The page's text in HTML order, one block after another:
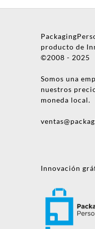
producto de
©2008 - 2025
Somos una
nuestros
moneda local.
Innovación